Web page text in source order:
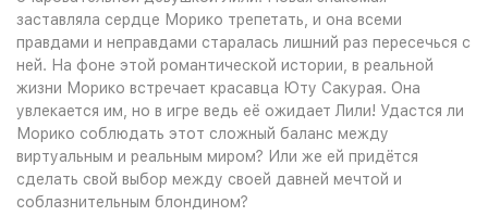
заставляла сердце Морико трепетать, и она всеми
правдами и неправдами старалась лишний раз пересечься с
ней. На фоне этой романтической истории, в реальной
жизни Морико встречает красавца Юту Сакурая. Она
увлекается им, но в игре ведь её ожидает Лили! Удастся ли
Морико соблюдать этот сложный баланс между
виртуальным и реальным миром? Или же ей придётся
сделать свой выбор между своей давней мечтой и
соблазнительным блондином?